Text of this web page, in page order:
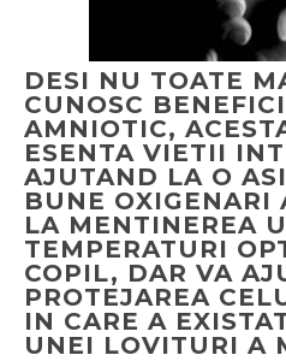
DESI NU TOATE
CUNOSC
AMNIOTIC,
ESENTA VIETII
AJUTAND LA O
BUNE OXIGENARI
LA MENTINEREA
TEMPERATURI
COPIL, DAR VA
PROTEJAREA
IN CARE A
UNEI LOVITURI A